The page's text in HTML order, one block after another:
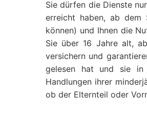
Sie dürfen die Dienste
erreicht haben, ab dem
können) und Ihnen die
Sie über 16 Jahre alt,
versichern und
gelesen hat und sie in
Handlungen ihrer
ob der Elternteil oder